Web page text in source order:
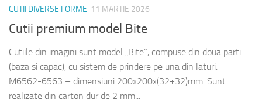
CUTII DIVERSE FORME 11 MARTIE 2026
Cutii premium model Bite
Cutiile din imagini sunt model „Bite”, compuse din doua parti
(baza si capac), cu sistem de prindere pe una din laturi. –
M6562-6563 – dimensiuni 200x200x(32+32)mm. Sunt
realizate din carton dur de 2 mm...